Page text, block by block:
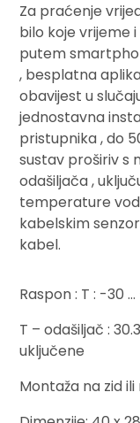
Za praćenje
bilo koje vrijeme
putem
, besplatna
obavijest u
jednostavna
pristupnika , do
sustav proširiv s
odašiljača ,
temperature
kabelskim
kabel.
Raspon : T : -30 …
T – odašiljač :
uključene
Montaža na zid